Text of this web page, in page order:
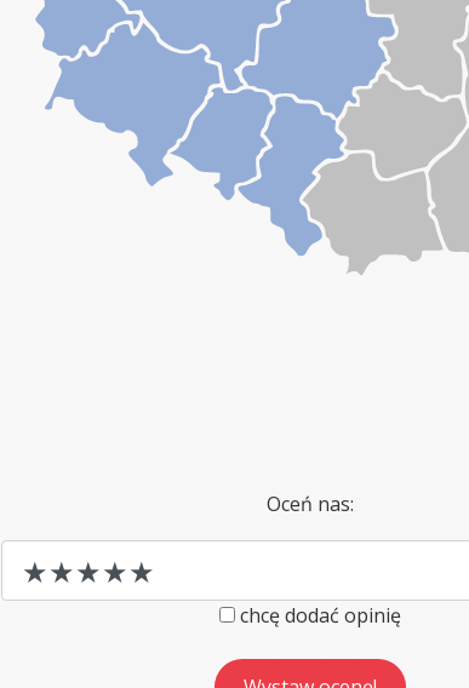
Oceń nas:
chcę dodać opinię